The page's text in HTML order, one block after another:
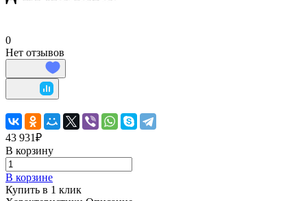
0
Нет отзывов
43 931₽
В корзину
В корзине
Купить в 1 клик